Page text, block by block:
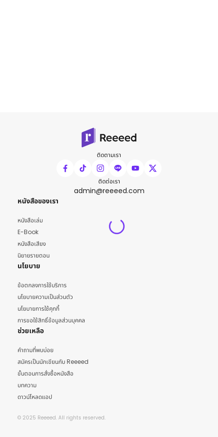
ติดตามเรา
ติดต่อเรา
admin@reeeed.com
หนังสือของเรา
หนังสือเล่ม
E-Book
หนังสือเสียง
นิยายรายตอน
นโยบาย
ข้อตกลงการใช้บริการ
นโยบายความเป็นส่วนตัว
นโยบายการใช้คุกกี้
การขอใช้สิทธิ์ข้อมูลส่วนบุคคล
ช่วยเหลือ
คำถามที่พบบ่อย
สมัครเป็นนักเขียนกับ Reeeed
ขั้นตอนการสั่งซื้อหนังสือ
บทความ
ดาวน์โหลดแอป
© 2025 Reeeed. All rights reserved.